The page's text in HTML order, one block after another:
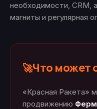
необходимости, CRM,
магниты и регулярная
🚀Что может
«Красная Ракета»
продвижению